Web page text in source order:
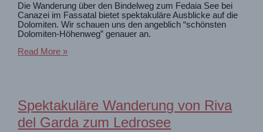
Cossi
Die Wanderung über den Bindelweg zum Fedaia See bei
Canazei im Fassatal bietet spektakuläre Ausblicke auf die
Dolomiten. Wir schauen uns den angeblich “schönsten
Dolomiten-Höhenweg” genauer an.
Bindelweg
Höhenweg
an
der
Marmolada
Read More »
Spektakuläre Wanderung von Riva
del Garda zum Ledrosee